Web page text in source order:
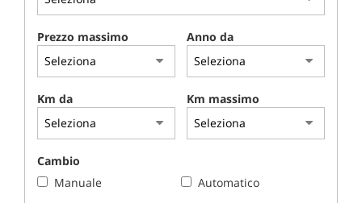
Prezzo massimo Anno da
Km da Km massimo
Cambio
Manuale
Automatico